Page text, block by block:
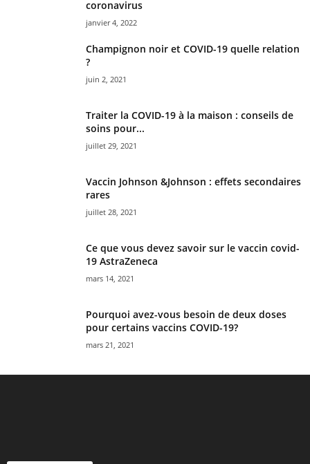
coronavirus
janvier 4, 2022
Champignon noir et COVID-19 quelle relation
?
juin 2, 2021
Traiter la COVID-19 à la maison : conseils de
soins pour...
juillet 29, 2021
Vaccin Johnson &Johnson : effets secondaires
rares
juillet 28, 2021
Ce que vous devez savoir sur le vaccin covid-
19 AstraZeneca
mars 14, 2021
Pourquoi avez-vous besoin de deux doses
pour certains vaccins COVID-19?
mars 21, 2021